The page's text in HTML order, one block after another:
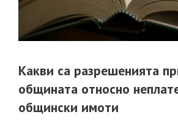
Какви са разрешенията
общината относно
общински имоти